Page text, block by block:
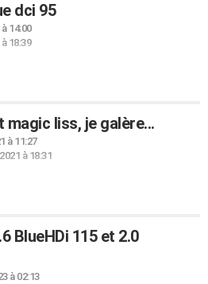
dci 95
14:00
18:39
liss, je galère...
à 11:27
à 18:31
BlueHDi 115 et 2.0
à 02:13